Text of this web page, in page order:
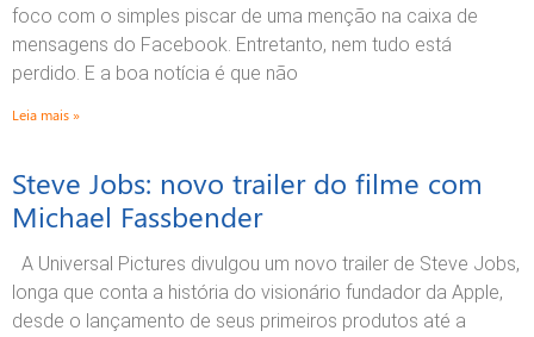
foco com o simples piscar de uma menção na caixa de
mensagens do Facebook. Entretanto, nem tudo está
perdido. E a boa notícia é que não
Leia mais »
Steve Jobs: novo trailer do filme com
Michael Fassbender
A Universal Pictures divulgou um novo trailer de Steve Jobs,
longa que conta a história do visionário fundador da Apple,
desde o lançamento de seus primeiros produtos até a